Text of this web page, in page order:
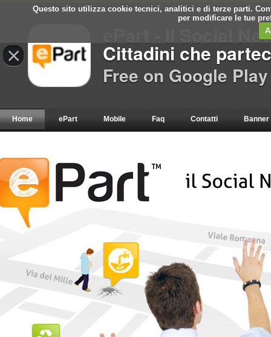
Questo sito utilizza cookie tecnici, analitici e di terze parti.
per modificare le tue
Home ePart Mobile Faq Contatti Banner
×
ePart - Il Social
Cittadini che
Free on Google Play